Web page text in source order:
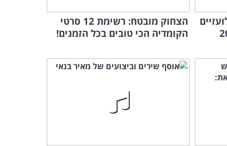
הלועזיים
הצחוק מובטח: רשימת 12 סרטי
הקומדיה הכי טובים בכל הזמנים!